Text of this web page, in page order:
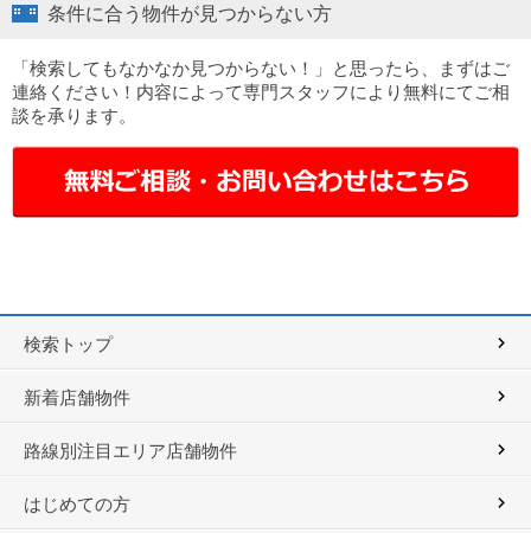
条件に合う物件が見つからない方
「検索してもなかなか見つからない！」と思ったら、まずはご
連絡ください！内容によって専門スタッフにより無料にてご相
談を承ります。
検索トップ
新着店舗物件
路線別注目エリア店舗物件
はじめての方